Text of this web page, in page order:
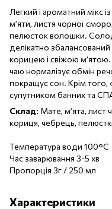
Легкий і ароматний мікс
м’яти, листя чорної
пелюсток волошки.
делікатно
корицею і свіжою
чаю нормалізує обмін
покращує сон. Крім того,
супутником банних та
Склад: Мате, м’ята,
кориця, чебрець,
Температура води 100°C
Час заварювання 3-5 хв
Пропорція 3г / 250 мл
Характеристики